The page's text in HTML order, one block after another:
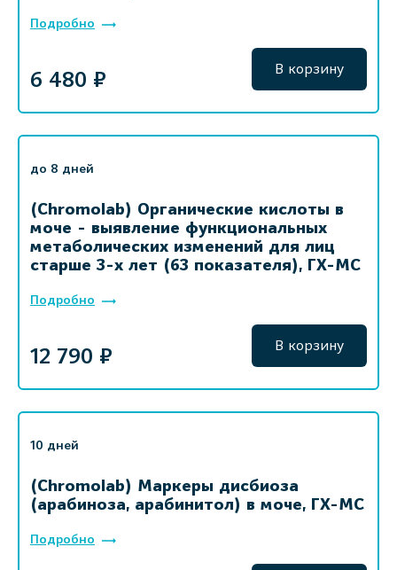
Подробно
6 480 ₽ В корзину
до 8 дней
(Chromolab) Органические кислоты в
моче - выявление функциональных
метаболических изменений для лиц
старше 3-х лет (63 показателя), ГХ-МС
Подробно
12 790 ₽ В корзину
10 дней
(Chromolab) Маркеры дисбиоза
(арабиноза, арабинитол) в моче, ГХ-МС
Подробно